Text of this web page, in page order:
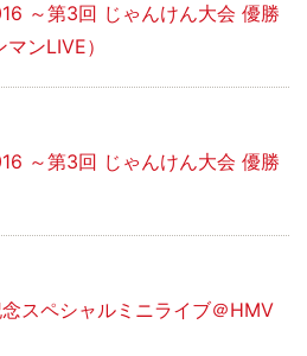
～第3回 じゃんけん大会 優勝
ンLIVE）
～第3回 じゃんけん大会 優勝
念スペシャルミニライブ＠HMV